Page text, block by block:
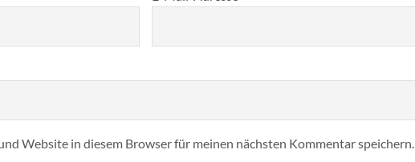
Website in diesem Browser für meinen nächsten Kommentar speichern.